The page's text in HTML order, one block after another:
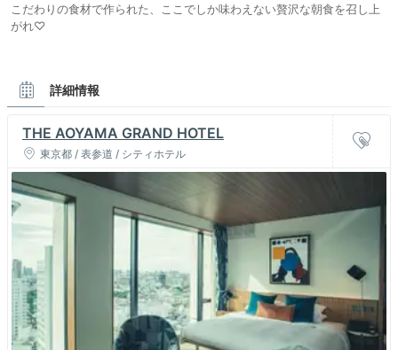
こだわりの食材で作られた、ここでしか味わえない贅沢な朝食を召し上
がれ♡
詳細情報
THE AOYAMA GRAND HOTEL
東京都 / 表参道 / シティホテル